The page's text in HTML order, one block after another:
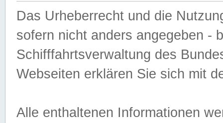
Das Urheberrecht und die
sofern nicht anders angegeben -
Schifffahrtsverwaltung des
Webseiten erklären Sie sich mit
Alle enthaltenen Informationen